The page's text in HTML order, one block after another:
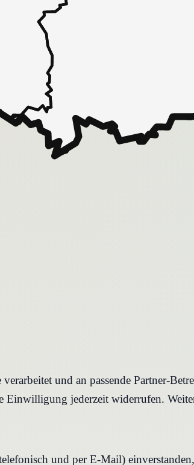
und an passende Partner-
Einwilligung jederzeit widerrufen.
und per E-Mail)